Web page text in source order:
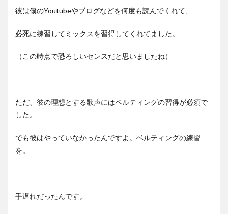
彼は僕のYoutubeやブログなどを何度も読んでくれて、
必死に練習してミックスを習得してくれてました。
（この時点で恐ろしいセンスだと思いましたね）
ただ、彼の理想とする歌声にはベルティングの習得が必須で
した。
でも彼はやっていなかったんですよ。ベルティングの練習
を。
手遅れだったんです。